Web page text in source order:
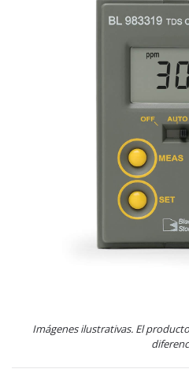
Imágenes ilustrativas. El